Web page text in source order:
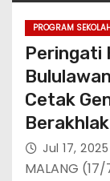
PROGRAM
Peringati
Cetak
Jul 17, 2025
MALANG